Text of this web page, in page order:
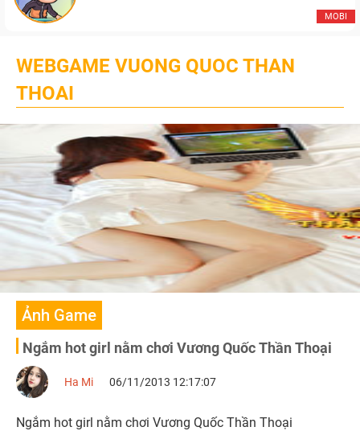
MOBI
WEBGAME VUONG QUOC THAN
THOAI
Ảnh Game
Ngắm hot girl nằm chơi Vương Quốc Thần Thoại
Ha Mi 06/11/2013 12:17:07
Ngắm hot girl nằm chơi Vương Quốc Thần Thoại